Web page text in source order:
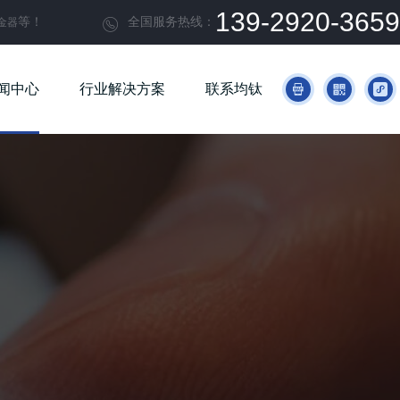
器等！  全国服务热线： 139-2920-3659
中心 行业解决方案 联系均钛   